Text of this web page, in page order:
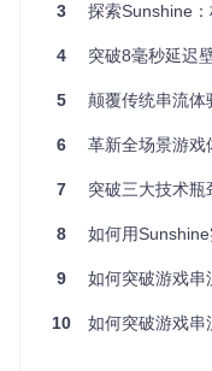
赖并编译
跨设备连接方案
Sunshine配合
移动设备优化设置
3 探索Sunshine
4 突破8毫秒延迟壁垒
5 颠覆传统串流体
6 革新全场景游戏
7 突破三大技术瓶颈：
8 如何用Sunshine实
9 如何突破游戏串流延
10 如何突破游戏串